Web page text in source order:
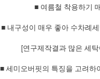
■ 여름철 착용하기
■ 내구성이 매우 좋아 수차례
[연구제작결과 많은 세
■ 세미오버핏의 특징을 고려하